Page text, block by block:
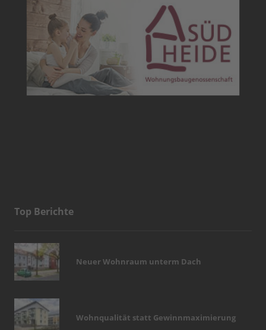
Top Berichte
Neuer Wohnraum unterm Dach
Wohnqualität statt Gewinnmaximierung